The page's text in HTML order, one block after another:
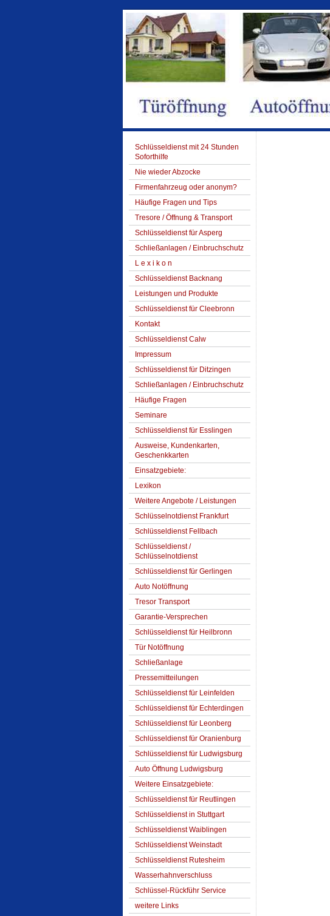
Schlüsseldienst mit 24 Stunden
Soforthilfe
Nie wieder Abzocke
Firmenfahrzeug oder anonym?
Häufige Fragen und Tips
Tresore / Öffnung & Transport
Schlüsseldienst für Asperg
Schließanlagen / Einbruchschutz
L e x i k o n
Schlüsseldienst Backnang
Leistungen und Produkte
Schlüsseldienst für Cleebronn
Kontakt
Schlüsseldienst Calw
Impressum
Schlüsseldienst für Ditzingen
Schließanlagen / Einbruchschutz
Häufige Fragen
Seminare
Schlüsseldienst für Esslingen
Ausweise, Kundenkarten,
Geschenkkarten
Einsatzgebiete:
Lexikon
Weitere Angebote / Leistungen
Schlüsselnotdienst Frankfurt
Schlüsseldienst Fellbach
Schlüsseldienst /
Schlüsselnotdienst
Schlüsseldienst für Gerlingen
Auto Notöffnung
Tresor Transport
Garantie-Versprechen
Schlüsseldienst für Heilbronn
Tür Notöffnung
Schließanlage
Pressemitteilungen
Schlüsseldienst für Leinfelden
Schlüsseldienst für Echterdingen
Schlüsseldienst für Leonberg
Schlüsseldienst für Oranienburg
Schlüsseldienst für Ludwigsburg
Auto Öffnung Ludwigsburg
Weitere Einsatzgebiete:
Schlüsseldienst für Reutlingen
Schlüsseldienst in Stuttgart
Schlüsseldienst Waiblingen
Schlüsseldienst Weinstadt
Schlüsseldienst Rutesheim
Wasserhahnverschluss
Schlüssel-Rückführ Service
weitere Links